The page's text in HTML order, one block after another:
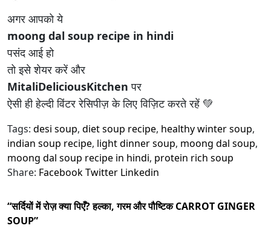
अगर आपको ये
moong dal soup recipe in hindi
पसंद आई हो
तो इसे शेयर करें और
MitaliDeliciousKitchen पर
ऐसी ही हेल्दी विंटर रेसिपीज़ के लिए विज़िट करते रहें 💚
Tags: desi soup, diet soup recipe, healthy winter soup,
indian soup recipe, light dinner soup, moong dal soup,
moong dal soup recipe in hindi, protein rich soup
Share: FacebookTwitter Linkedin
“सर्दियों में रोज़ क्या पिएँ? हल्का, गरम और पौष्टिक CARROT GINGER
SOUP”